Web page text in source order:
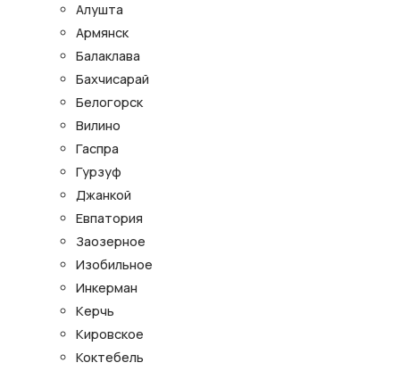
Алушта
Армянск
Балаклава
Бахчисарай
Белогорск
Вилино
Гаспра
Гурзуф
Джанкой
Евпатория
Заозерное
Изобильное
Инкерман
Керчь
Кировское
Коктебель